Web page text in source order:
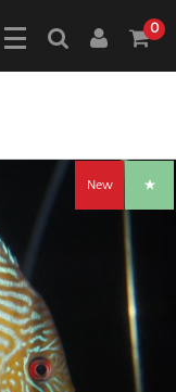
0
New ★